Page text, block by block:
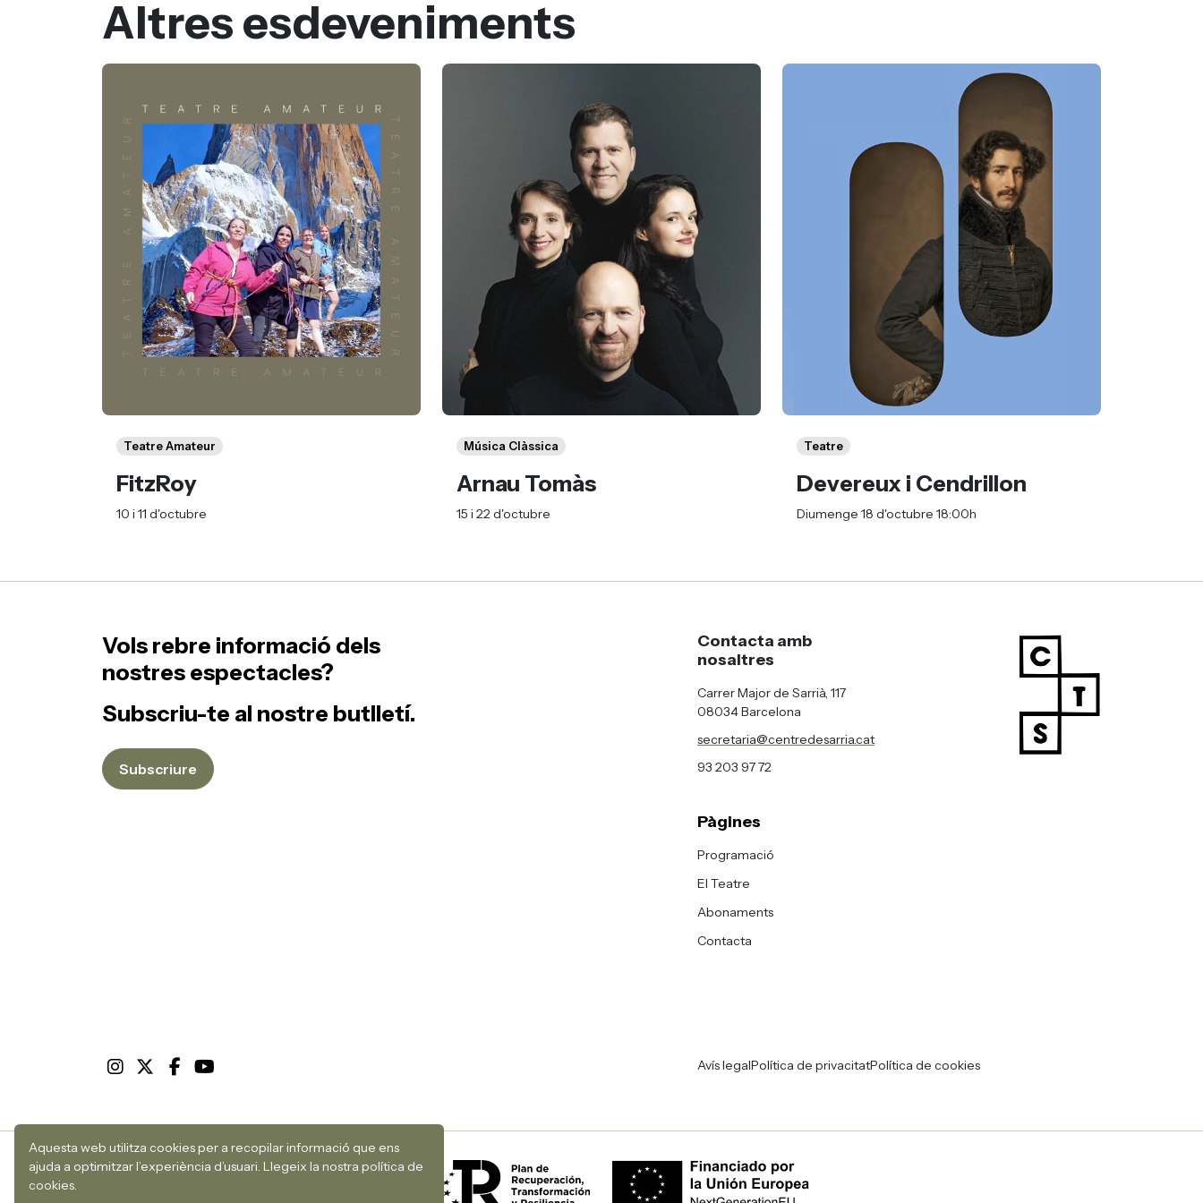
Aquesta web utilitza cookies per a recopilar informació que ens
ajuda a optimitzar l’experiència d’usuari. Llegeix la nostra política de
cookies.
Altres esdeveniments
Teatre Amateur
FitzRoy
10 i 11 d'octubre
Música Clàssica
Arnau Tomàs
15 i 22 d'octubre
Teatre
Devereux i Cendrillon
Diumenge 18 d'octubre 18:00h
Vols rebre informació dels
nostres espectacles?
Subscriu-te al nostre butlletí.
Subscriure
Contacta amb
nosaltres
Carrer Major de Sarrià, 117
08034 Barcelona
secretaria@centredesarria.cat
93 203 97 72
Pàgines
Programació
El Teatre
Abonaments
Contacta
Avís legalPolítica de privacitatPolítica de cookies